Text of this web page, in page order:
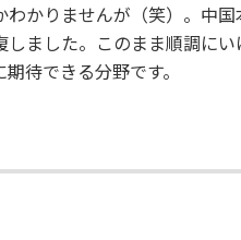
わかりませんが（笑）。中
しました。このまま順調に
待できる分野です。